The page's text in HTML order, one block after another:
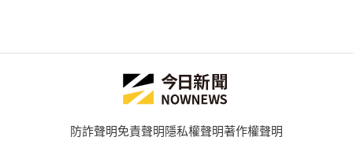
防詐聲明免責聲明隱私權聲明著作權聲明